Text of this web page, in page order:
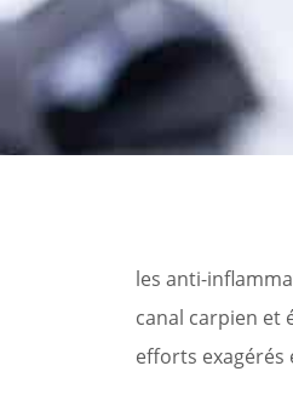
les anti-
canal carpien et
efforts exagérés